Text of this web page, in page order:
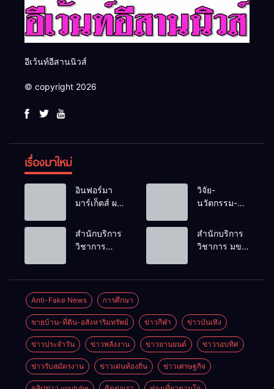
อีเว้นท์อีสานนิวส์
© copyright 2026
เรื่องมาใหม่
อินฟอร์มา
มาร์เก็ตส์ ผนึก
ธุรกิจท่อง
เที่ยว-บริการ
Thailand
2026 เชื่อม 4
งานใหญ่
สร้างโอกาส
ธุรกิจครบ
วงจร ด้วยครับ
วิจัย-
นวัตกรรม-
คือโอกาสใหม่
ของคนพิการ
เศรษฐกิจ
สำนักบริการ
วิชาการ
เพลิงขั้นต้น”
ยกระดับ
ศักยภาพเจ้า
หน้าที่ท้องถิ่น
รับมืออัคคีภัย
ตามมาตรฐาน
สากล
สำนักบริการ
วิชาการ มข.
เวทีระดับชาติ
NCPD 2026
เปลี่ยน “ผ้า
เหลือ” สู่ราย
ได้ที่ยั่งยืน
Anti-Fake News การศึกษา
ขายบ้าน-ที่ดิน-อสังหาริมทรัพย์ ข่าวกีฬา ข่าวบันเทิง
ข่าวประจำวัน ข่าวพลังงาน ข่าวยานยนต์ ข่าวรอบทิศ
ข่าวรับสมัตรงาน ข่าวเด่นท้องถิ่น ข่าวเศรษฐกิจ